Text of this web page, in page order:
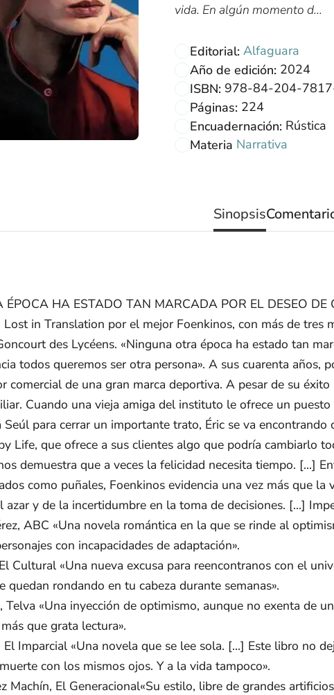
vida. En algún momento d...
Editorial: Alfaguara
Año de edición: 2024
ISBN: 978-84-204-
Páginas: 224
Encuadernación: Rústica
Materia Narrativa
Sinopsis
ÉPOCA HA ESTADO TAN MARCADA POR EL DESEO
in Translation por el mejor Foenkinos, con más de
des Lycéens. «Ninguna otra época ha estado tan
todos queremos ser otra persona». A sus cuarenta años,
comercial de una gran marca deportiva. A pesar de su
Cuando una vieja amiga del instituto le ofrece un
para cerrar un importante trato, Éric se va
Life, que ofrece a sus clientes algo que podría cambiarlo
demuestra que a veces la felicidad necesita tiempo. [...]
como puñales, Foenkinos evidencia una vez más que
y de la incertidumbre en la toma de decisiones. [...]
ABC «Una novela romántica en la que se rinde al
con incapacidades de adaptación».
Cultural «Una nueva excusa para reencontranos con el
quedan rondando en tu cabeza durante semanas».
Telva «Una inyección de optimismo, aunque no exenta de
que grata lectura».
Imparcial «Una novela que se lee sola. […] Este libro no
con los mismos ojos. Y a la vida tampoco».
Machín, El Generacional«Su estilo, libre de grandes